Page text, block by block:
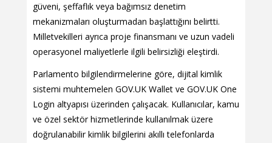
güveni, şeffaflık veya bağımsız denetim
mekanizmaları oluşturmadan başlattığını belirtti.
Milletvekilleri ayrıca proje finansmanı ve uzun vadeli
operasyonel maliyetlerle ilgili belirsizliği eleştirdi.
Parlamento bilgilendirmelerine göre, dijital kimlik
sistemi muhtemelen GOV.UK Wallet ve GOV.UK One
Login altyapısı üzerinden çalışacak. Kullanıcılar, kamu
ve özel sektör hizmetlerinde kullanılmak üzere
doğrulanabilir kimlik bilgilerini akıllı telefonlarda